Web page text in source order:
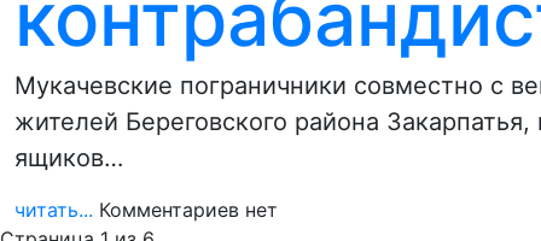
Мукачевские пограничники совместно с
жителей Береговского района
ящиков…
читать... Комментариев нет